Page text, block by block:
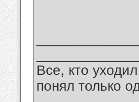
Все, кто
понял только